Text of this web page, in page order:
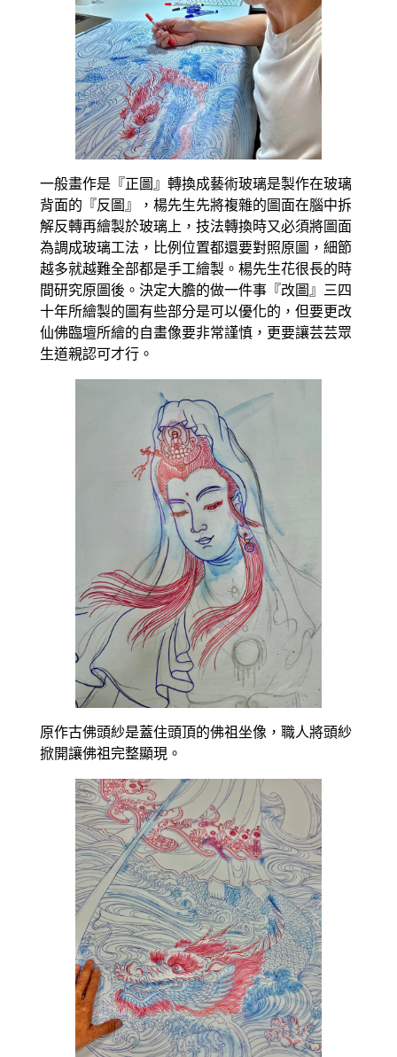
一般畫作是『正圖』轉換成藝術玻璃是製作在玻璃
背面的『反圖』，楊先生先將複雜的圖面在腦中拆
解反轉再繪製於玻璃上，技法轉換時又必須將圖面
為調成玻璃工法，比例位置都還要對照原圖，細節
越多就越難全部都是手工繪製。楊先生花很長的時
間研究原圖後。決定大膽的做一件事『改圖』三四
十年所繪製的圖有些部分是可以優化的，但要更改
仙佛臨壇所繪的自畫像要非常謹慎，更要讓芸芸眾
生道親認可才行。
原作古佛頭紗是蓋住頭頂的佛祖坐像，職人將頭紗
掀開讓佛祖完整顯現。